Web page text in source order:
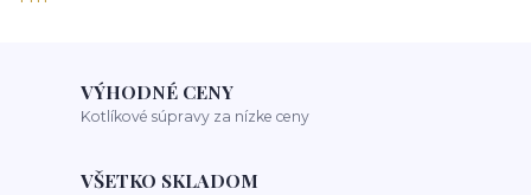
VÝHODNÉ CENY
Kotlíkové súpravy za nízke ceny
VŠETKO SKLADOM